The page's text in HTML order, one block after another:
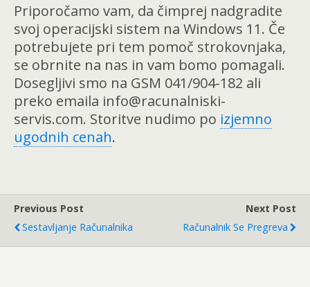
Priporočamo vam, da čimprej nadgradite
svoj operacijski sistem na Windows 11. Če
potrebujete pri tem pomoč strokovnjaka,
se obrnite na nas in vam bomo pomagali.
Dosegljivi smo na GSM 041/904-182 ali
preko emaila info@racunalniski-
servis.com. Storitve nudimo po izjemno
ugodnih cenah.
Previous Post
Sestavljanje Računalnika
Next Post
Računalnik Se Pregreva